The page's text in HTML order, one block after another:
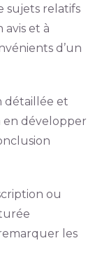
sujets relatifs
avis et à
d’un
détaillée et
en développer
ou
les